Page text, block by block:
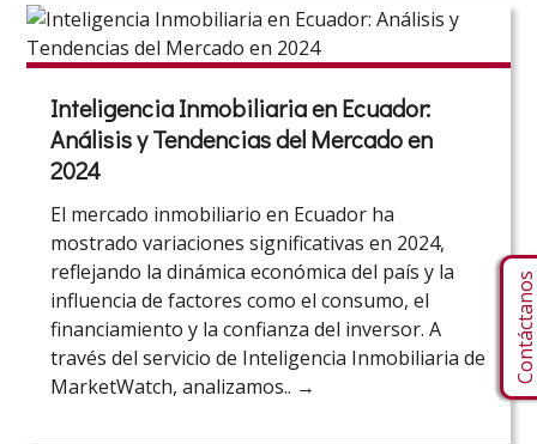
Inteligencia Inmobiliaria en Ecuador:
Análisis y Tendencias del Mercado en
2024
El mercado inmobiliario en Ecuador ha
mostrado variaciones significativas en 2024,
reflejando la dinámica económica del país y la
influencia de factores como el consumo, el
financiamiento y la confianza del inversor. A
través del servicio de Inteligencia Inmobiliaria de
MarketWatch, analizamos.. →
Contáctanos